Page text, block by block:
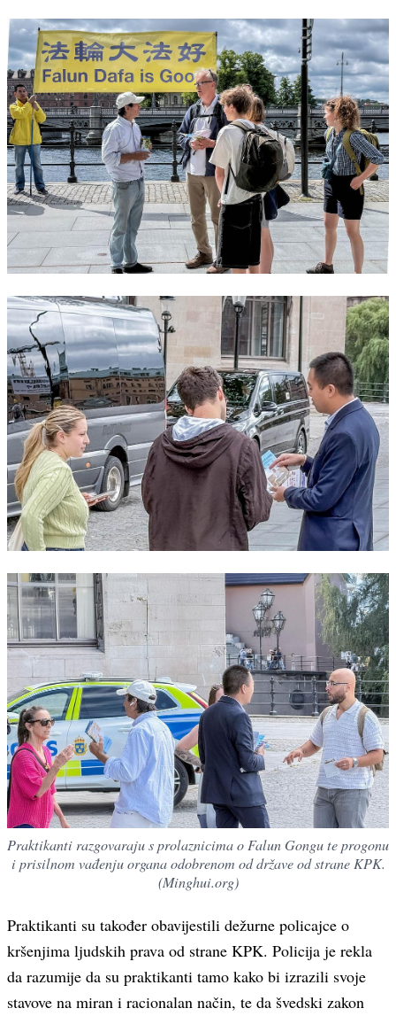
Praktikanti razgovaraju s prolaznicima o Falun Gongu te progonu
i prisilnom vađenju organa odobrenom od države od strane KPK.
(Minghui.org)
Praktikanti su također obavijestili dežurne policajce o
kršenjima ljudskih prava od strane KPK. Policija je rekla
da razumije da su praktikanti tamo kako bi izrazili svoje
stavove na miran i racionalan način, te da švedski zakon